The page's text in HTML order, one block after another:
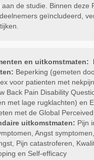
aan de studie. Binnen deze
geïncludeerd,
en uitkomstmaten:
Beperking (gemeten
voor patienten met
Back Pain Disability
met lage rugklachten) en
met de Global
uitkomstmaten: Pijn
Angst symptomen,
Pijn catastroferen,
en Self-efficacy